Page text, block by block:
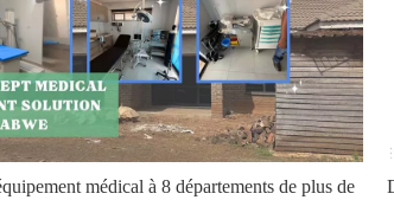
médical à 8 départements de plus de